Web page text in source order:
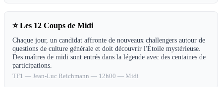
⭐ Les 12 Coups de Midi
Chaque jour, un candidat affronte de nouveaux challengers autour de
questions de culture générale et doit découvrir l'Étoile mystérieuse.
Des maîtres de midi sont entrés dans la légende avec des centaines de
participations.
TF1 — Jean-Luc Reichmann — 12h00 — Midi